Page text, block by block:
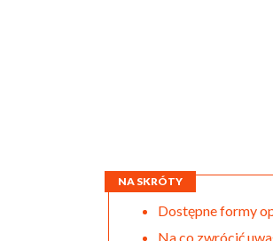
NA SKRÓTY
Dostępne formy
Na co zwrócić